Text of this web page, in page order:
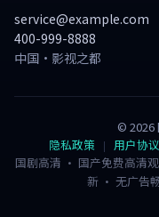
service@example.com
400-999-8888
中国·影视之都
© 2026
隐私政策
用户协议
国剧高清 · 国产免费高清
新 · 无广告